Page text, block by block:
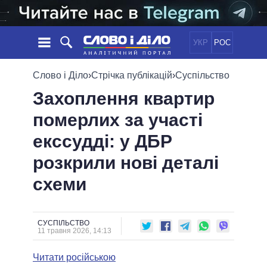
УКР РОС
НОВИНИ
СТРІЧКА
ПОДІЇ
СТАТТІ
ДУМКИ
ОГЛЯДИ
ДАЙДЖЕСТИ
ПОЛІТИКА
ЕКОНОМІКА
СУСПІЛЬСТВО
СВІТ
ОБIЦЯНКИ
ПОЛIТИКИ
УСІ ПОЛІТИКИ
ПРЕЗИДЕНТ І ОФІС
ВЕРХОВНА РАДА
ГОЛОВИ ОБЛАДМІНІСТРАЦІЙ
МЕРИ МІСТ
ВСІ ПЕРСОНИ
ІНФОГРАФІКА
ПОРІВНЯННЯ ПОЛІТИКІВ
Слово і Діло›Стрічка публікацій›Суспільство
Захоплення квартир
померлих за участі
екссудді: у ДБР
розкрили нові деталі
схеми
СУСПІЛЬСТВО
11 травня 2026, 14:13
Читати російською